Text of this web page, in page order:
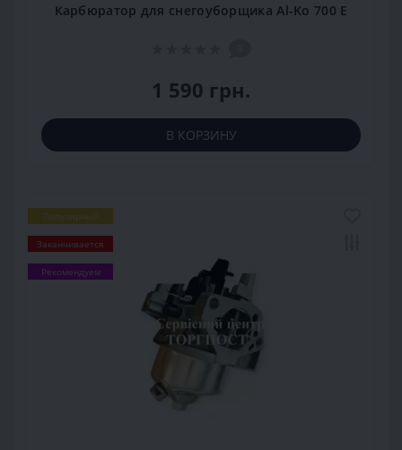
Карбюратор для снегоуборщика Al-Ko 700 E
1 590 грн.
В КОРЗИНУ
Популярный
Заканчивается
Рекомендуем